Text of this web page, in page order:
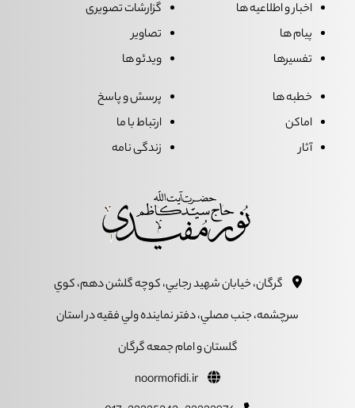
اخبار و اطلاعیه ها
پیام ها
تفسیرها
گزارشات تصویری
تصاویر
ویدئو ها
خطبه ها
اماکن
آثار
پرسش و پاسخ
ارتباط با ما
زندگی نامه
گرگان، خيابان شهيد رجايي، کوچه گلشن دهم، کوي
سرچشمه، جنب مصلي، دفتر نماينده ولي فقيه در استان
گلستان و امام جمعه گرگان